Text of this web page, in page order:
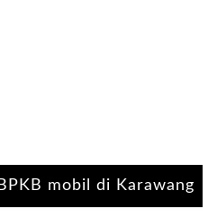
mobil di Karawang